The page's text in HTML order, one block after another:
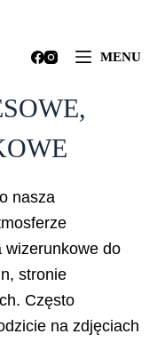
MENU
nasza
wizerunkowe do
stronie
Często
na zdjęciach